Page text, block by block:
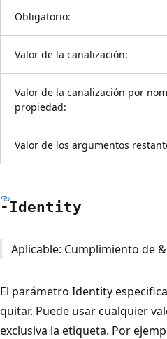
Obligatorio:
Valor de la canalización:
Valor de la canalización por
propiedad:
Valor de los argumentos
-Identity
Aplicable: Cumplimiento de
El parámetro Identity
quitar. Puede usar cualquier
exclusiva la etiqueta. Por